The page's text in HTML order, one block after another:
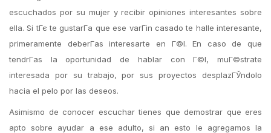
escuchados por su mujer y recibir opiniones interesantes sobre
ella. Si tГє te gustarГ­a que ese varГіn casado te halle interesante,
primeramente deberГ­as interesarte en Г©l. En caso de que
tendrГ­as la oportunidad de hablar con Г©l, muГ©strate
interesada por su trabajo, por sus proyectos desplazГЎndolo
hacia el pelo por las deseos.
Asimismo de conocer escuchar tienes que demostrar que eres
apto sobre ayudar a ese adulto, si an esto le agregamos la